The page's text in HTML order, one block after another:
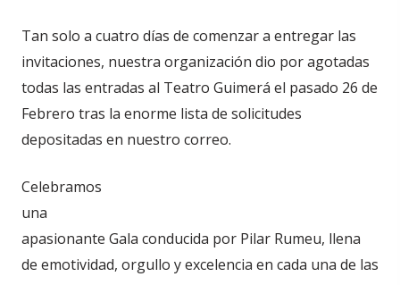
Tan solo a cuatro días de comenzar a entregar las
invitaciones, nuestra organización dio por agotadas
todas las entradas al Teatro Guimerá el pasado 26 de
Febrero tras la enorme lista de solicitudes
depositadas en nuestro correo.
Celebramos
una
apasionante Gala conducida por Pilar Rumeu, llena
de emotividad, orgullo y excelencia en cada una de las